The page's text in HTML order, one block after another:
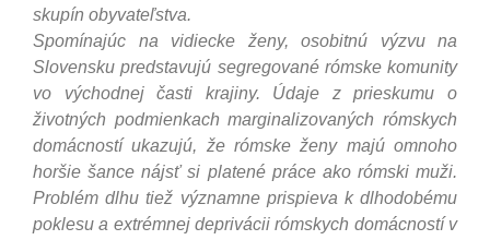
skupín obyvateľstva.
Spomínajúc na vidiecke ženy, osobitnú výzvu na
Slovensku predstavujú segregované rómske komunity
vo východnej časti krajiny. Údaje z prieskumu o
životných podmienkach marginalizovaných rómskych
domácností ukazujú, že rómske ženy majú omnoho
horšie šance nájsť si platené práce ako rómski muži.
Problém dlhu tiež významne prispieva k dlhodobému
poklesu a extrémnej deprivácii rómskych domácností v